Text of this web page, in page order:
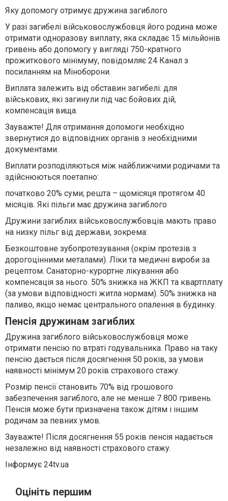
Яку допомогу отримує дружина загиблого
У разі загибелі військовослужбовця його родина може
отримати одноразову виплату, яка складає 15 мільйонів
гривень або допомогу у вигляді 750-кратного
прожиткового мінімуму, повідомляє 24 Канал з
посиланням на Міноборони.
Виплата залежить від обставин загибелі: для
військових, які загинули під час бойових дій,
компенсація вища.
Зауважте! Для отримання допомоги необхідно
звернутися до відповідних органів з необхідними
документами.
Виплати розподіляються між найближчими родичами та
здійснюються поетапно:
початково 20% суми; решта – щомісяця протягом 40
місяців. Які пільги має дружина загиблого
Дружини загиблих військовослужбовців мають право
на низку пільг від держави, зокрема:
Безкоштовне зубопротезування (окрім протезів з
дорогоцінними металами). Ліки та медичні вироби за
рецептом. Санаторно-курортне лікування або
компенсація за нього. 50% знижка на ЖКП та квартплату
(за умови відповідності житла нормам). 50% знижка на
паливо, якщо немає центрального опалення в будинку.
Пенсія дружинам загиблих
Дружина загиблого військовослужбовця може
отримати пенсію по втраті годувальника. Право на таку
пенсію дається після досягнення 50 років, за умови
наявності мінімум 20 років страхового стажу.
Розмір пенсії становить 70% від грошового
забезпечення загиблого, але не менше 7 800 гривень.
Пенсія може бути призначена також дітям і іншим
родичам за певних умов.
Зауважте! Після досягнення 55 років пенсія надається
незалежно від наявності страхового стажу.
Інформує 24tv.ua
Оцініть першим